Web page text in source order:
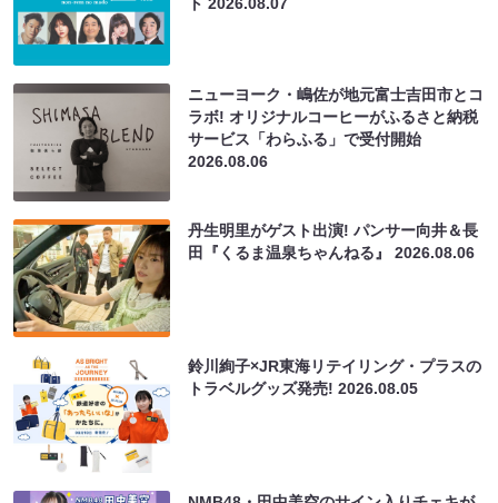
ト2026.08.07
ニューヨーク・嶋佐が地元富士吉田市とコ
ラボ! オリジナルコーヒーがふるさと納税
サービス「わらふる」で受付開始
2026.08.06
丹生明里がゲスト出演! パンサー向井＆長
田『くるま温泉ちゃんねる』2026.08.06
鈴川絢子×JR東海リテイリング・プラスの
トラベルグッズ発売!2026.08.05